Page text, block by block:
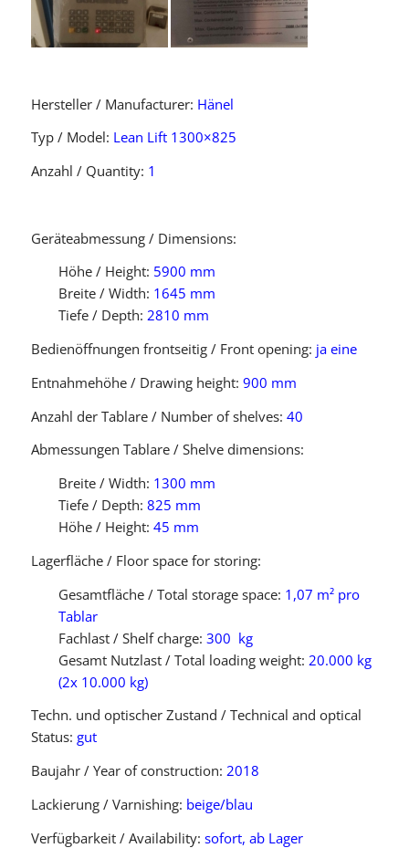
Hersteller / Manufacturer: Hänel
Typ / Model: Lean Lift 1300×825
Anzahl / Quantity: 1
Geräteabmessung / Dimensions:
Höhe / Height: 5900 mm
Breite / Width: 1645 mm
Tiefe / Depth: 2810 mm
Bedienöffnungen frontseitig / Front opening: ja eine
Entnahmehöhe / Drawing height: 900 mm
Anzahl der Tablare / Number of shelves: 40
Abmessungen Tablare / Shelve dimensions:
Breite / Width: 1300 mm
Tiefe / Depth: 825 mm
Höhe / Height: 45 mm
Lagerfläche / Floor space for storing:
Gesamtfläche / Total storage space: 1,07 m² pro
Tablar
Fachlast / Shelf charge: 300 kg
Gesamt Nutzlast / Total loading weight: 20.000 kg
(2x 10.000 kg)
Techn. und optischer Zustand / Technical and optical
Status: gut
Baujahr / Year of construction: 2018
Lackierung / Varnishing: beige/blau
Verfügbarkeit / Availability: sofort, ab Lager